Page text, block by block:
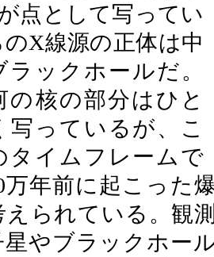
点として写ってい
X線源の正体は中
ックホールだ。
の核の部分はひと
写っているが、こ
タイムフレームで
万年前に起こった
えられている。観
星やブラックホー